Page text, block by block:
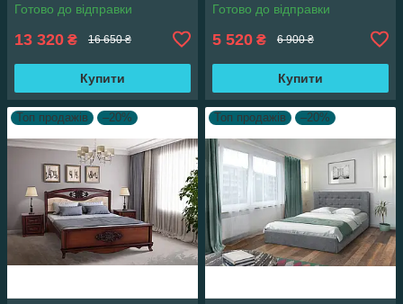
Готово до відправки
13 320 ₴ 16 650 ₴
Купити
Готово до відправки
5 520 ₴ 6 900 ₴
Купити
Топ продажів –20% Топ продажів –20%